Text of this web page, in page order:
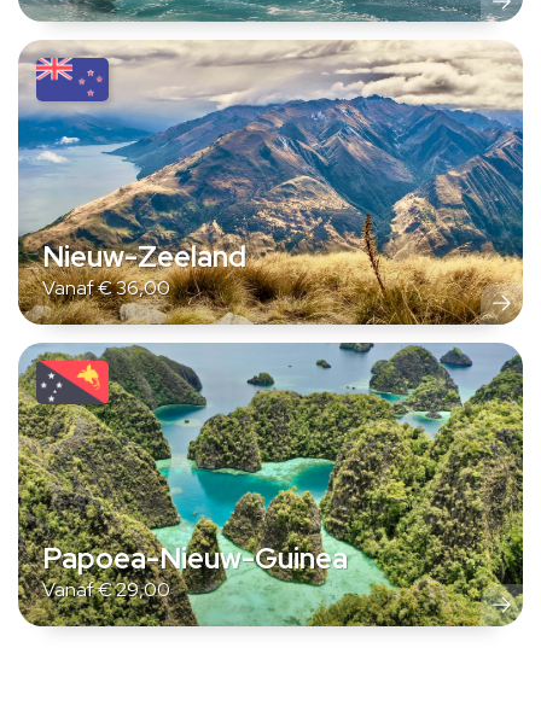
Nieuw-Zeeland
Vanaf€36,00
Papoea-Nieuw-Guinea
Vanaf€29,00